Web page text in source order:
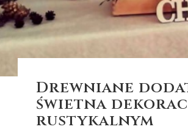
Drewniane
świetna
rustykalnym